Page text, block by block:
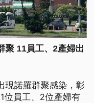
聚 11員工、2產婦出
現諾羅群聚感染，彰
位員工、2位產婦有